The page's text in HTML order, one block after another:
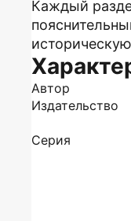
Каждый
Автор
Издательство
Серия